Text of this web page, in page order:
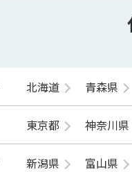
北海道 青森県
東京都 神奈川県
新潟県 富山県